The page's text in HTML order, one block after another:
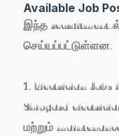
Available Job
இந்த recruitment-
செய்யப்பட்டுள்ளன.
1. Electrician
Shipyard
மற்றும்